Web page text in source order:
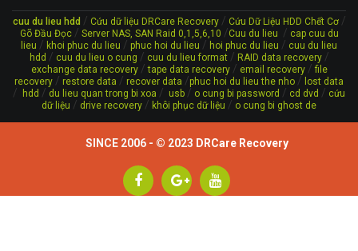
cuu du lieu hdd / Cứu dữ liệu DRCare Recovery/ Cứu Dữ Liệu HDD Chết Cơ/
Gõ Đầu Đọc/ Server NAS, SAN Raid 0,1,5,6,10 /Cuu du lieu / cap cuu du
lieu / khoi phuc du lieu / phuc hoi du lieu / hoi phuc du lieu / cuu du lieu
hdd / cuu du lieu o cung / cuu du lieu format / RAID data recovery/
exchange data recovery/tape data recovery/ email recovery/ file
recovery / restore data / recover data /phuc hoi du lieu the nho / lost data
/ hdd / du lieu quan trong bi xoa / usb / o cung bi password / cd dvd / cứu
dữ liệu / drive recovery / khôi phục dữ liệu / o cung bi ghost de
SINCE 2006 - © 2023 DRCare Recovery